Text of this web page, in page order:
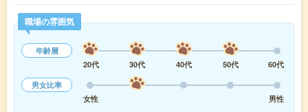
職場の雰囲気
年齢層
20代
30代 40代 50代
60代
男女比率
女性
男性